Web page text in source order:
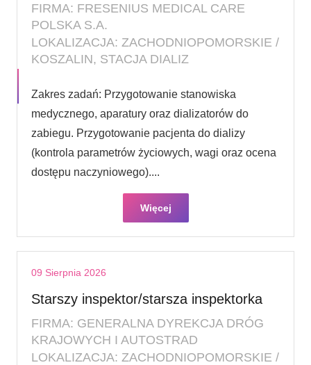
FIRMA: FRESENIUS MEDICAL CARE
POLSKA S.A.
LOKALIZACJA: ZACHODNIOPOMORSKIE /
KOSZALIN, STACJA DIALIZ
Zakres zadań: Przygotowanie stanowiska
medycznego, aparatury oraz dializatorów do
zabiegu. Przygotowanie pacjenta do dializy
(kontrola parametrów życiowych, wagi oraz ocena
dostępu naczyniowego)....
Więcej
09 Sierpnia 2026
Starszy inspektor/starsza inspektorka
FIRMA: GENERALNA DYREKCJA DRÓG
KRAJOWYCH I AUTOSTRAD
LOKALIZACJA: ZACHODNIOPOMORSKIE /